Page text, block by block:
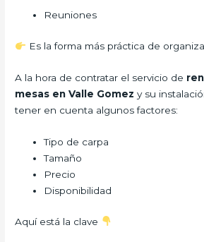
Reuniones
Es la forma más práctica de
A la hora de contratar el servicio de
mesas en Valle Gomez y su
tener en cuenta algunos factores:
Tipo de carpa
Tamaño
Precio
Disponibilidad
Aquí está la clave